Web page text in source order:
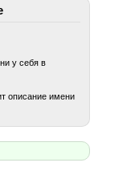
у себя в
описание имени